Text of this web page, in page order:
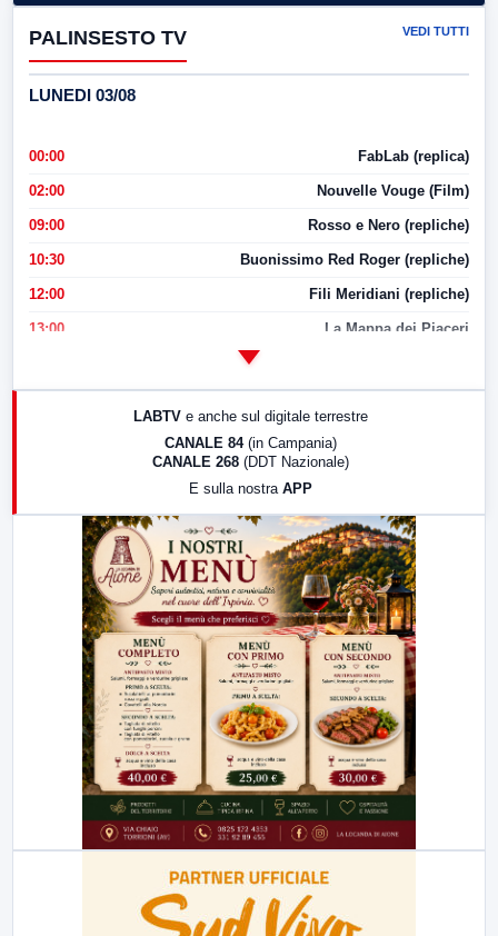
PALINSESTO TV VEDI TUTTI
LUNEDI 03/08
00:00 FabLab (replica)
02:00 Nouvelle Vouge (Film)
09:00 Rosso e Nero (repliche)
10:30 Buonissimo Red Roger (repliche)
12:00 Fili Meridiani (repliche)
13:00 La Mappa dei Piaceri
LabNews (replica)
LABTV e anche sul digitale terrestre
CANALE 84 (in Campania)
CANALE 268 (DDT Nazionale)
E sulla nostra APP